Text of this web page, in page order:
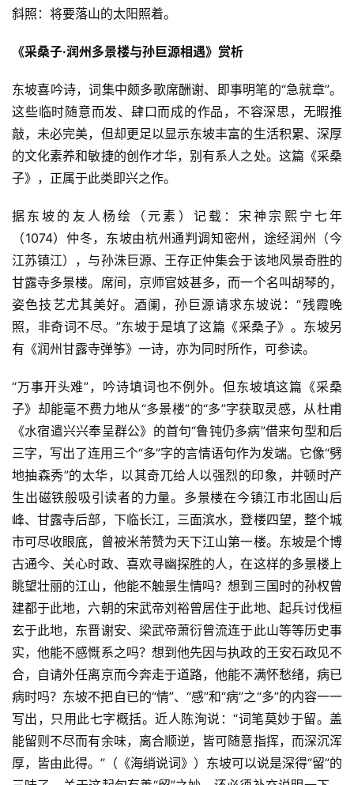
斜照：将要落山的太阳照着。
《采桑子·润州多景楼与孙巨源相遇》赏析
东坡喜吟诗，词集中颇多歌席酬谢、即事明笔的“急就章”。
这些临时随意而发、肆口而成的作品，不容深思，无暇推
敲，未必完美，但却更足以显示东坡丰富的生活积累、深厚
的文化素养和敏捷的创作才华，别有系人之处。这篇《采桑
子》，正属于此类即兴之作。
据东坡的友人杨绘（元素）记载：宋神宗熙宁七年
（1074）仲冬，东坡由杭州通判调知密州，途经润州（今
江苏镇江），与孙洙巨源、王存正仲集会于该地风景奇胜的
甘露寺多景楼。席间，京师官妓甚多，而一个名叫胡琴的，
姿色技艺尤其美好。酒阑，孙巨源请求东坡说：“残霞晚
照，非奇词不尽。”东坡于是填了这篇《采桑子》。东坡另
有《润州甘露寺弹筝》一诗，亦为同时所作，可参读。
“万事开头难”，吟诗填词也不例外。但东坡填这篇《采桑
子》却能毫不费力地从“多景楼”的“多”字获取灵感，从杜甫
《水宿遣兴兴奉呈群公》的首句“鲁钝仍多病”借来句型和后
三字，写出了连用三个“多”字的言情语句作为发端。它像“劈
地抽森秀”的太华，以其奇兀给人以强烈的印象，并顿时产
生出磁铁般吸引读者的力量。多景楼在今镇江市北固山后
峰、甘露寺后部，下临长江，三面滨水，登楼四望，整个城
市可尽收眼底，曾被米芾赞为天下江山第一楼。东坡是个博
古通今、关心时政、喜欢寻幽探胜的人，在这样的多景楼上
眺望壮丽的江山，他能不触景生情吗？想到三国时的孙权曾
建都于此地，六朝的宋武帝刘裕曾居住于此地、起兵讨伐桓
玄于此地，东晋谢安、梁武帝萧衍曾流连于此山等等历史事
实，他能不感慨系之吗？想到他先因与执政的王安石政见不
合，自请外任离京而今奔走于道路，他能不满怀愁绪，病已
病时吗？东坡不把自已的“情”、“感”和“病”之“多”的内容一一
写出，只用此七字概括。近人陈洵说：“词笔莫妙于留。盖
能留则不尽而有余味，离合顺逆，皆可随意指挥，而深沉浑
厚，皆由此得。”（《海绡说词》）东坡可以说是深得“留”的